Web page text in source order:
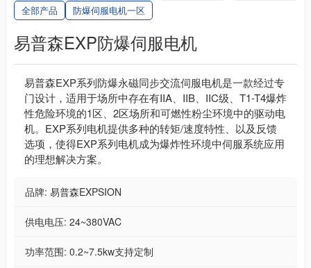
全部产品 防爆伺服电机一区
易普森EXP防爆伺服电机
易普森EXP系列防爆永磁同步交流伺服电机是一款经过专
门设计，适用于场所中存在有IIA、IIB、IIC级、T1-T4爆炸
性危险环境的1区、2区场所和可燃性粉尘环境中的驱动电
机。EXP系列电机提供多种的转矩/速度特性、以及反馈
选项，使得EXP系列电机成为爆炸性环境中伺服系统应用
的理想解决方案。
品牌: 易普森EXPSION
供电电压: 24~380VAC
功率范围: 0.2~7.5kw支持定制